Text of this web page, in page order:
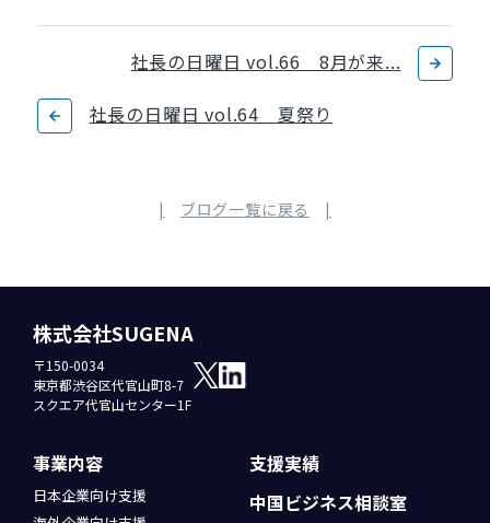
社長の日曜日 vol.66 8月が来...
社長の日曜日 vol.64 夏祭り
ブログ一覧に戻る
株式会社SUGENA
〒150-0034
東京都渋谷区代官山町8-7
スクエア代官山センター1F
事業内容
日本企業向け支援
支援実績
中国ビジネス相談室